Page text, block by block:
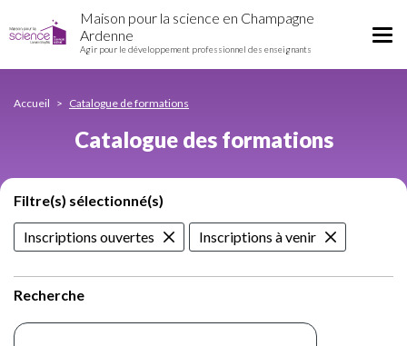
des
formations
au
contenu
Maison pour la science en Champagne
Ardenne
Agir pour le développement professionnel des enseignants
Accueil Catalogue de formations
Catalogue des formations
Filtre(s) sélectionné(s)
Inscriptions ouvertes Inscriptions à venir
Recherche